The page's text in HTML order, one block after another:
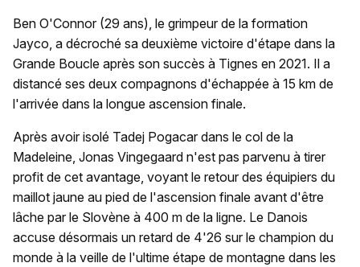
Ben O'Connor (29 ans), le grimpeur de la formation
Jayco, a décroché sa deuxième victoire d'étape dans la
Grande Boucle après son succès à Tignes en 2021. Il a
distancé ses deux compagnons d'échappée à 15 km de
l'arrivée dans la longue ascension finale.
Après avoir isolé Tadej Pogacar dans le col de la
Madeleine, Jonas Vingegaard n'est pas parvenu à tirer
profit de cet avantage, voyant le retour des équipiers du
maillot jaune au pied de l'ascension finale avant d'être
lâche par le Slovène à 400 m de la ligne. Le Danois
accuse désormais un retard de 4'26 sur le champion du
monde à la veille de l'ultime étape de montagne dans les